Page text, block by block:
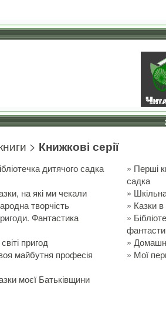
> Книжкові серії
дитячого садка » Перші
садка
на які ми чекали »
творчість » Казки
Фантастика »
пригод »
майбутня професія » Мої
моєї Батьківщини